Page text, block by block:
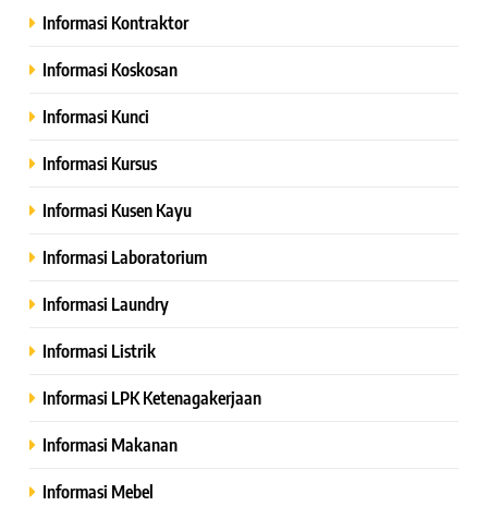
Informasi Kontraktor
Informasi Koskosan
Informasi Kunci
Informasi Kursus
Informasi Kusen Kayu
Informasi Laboratorium
Informasi Laundry
Informasi Listrik
Informasi LPK Ketenagakerjaan
Informasi Makanan
Informasi Mebel